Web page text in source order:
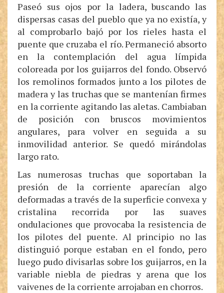
Paseó sus ojos por la ladera, buscando las
dispersas casas del pueblo que ya no existía, y
al comprobarlo bajó por los rieles hasta el
puente que cruzaba el río. Permaneció absorto
en la contemplación del agua límpida
coloreada por los guijarros del fondo. Observó
los remolinos formados junto a los pilotes de
madera y las truchas que se mantenían firmes
en la corriente agitando las aletas. Cambiaban
de posición con bruscos movimientos
angulares, para volver en seguida a su
inmovilidad anterior. Se quedó mirándolas
largo rato.
Las numerosas truchas que soportaban la
presión de la corriente aparecían algo
deformadas a través de la superficie convexa y
cristalina recorrida por las suaves
ondulaciones que provocaba la resistencia de
los pilotes del puente. Al principio no las
distinguió porque estaban en el fondo, pero
luego pudo divisarlas sobre los guijarros, en la
variable niebla de piedras y arena que los
vaivenes de la corriente arrojaban en chorros.